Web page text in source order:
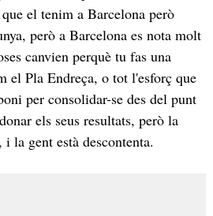
el tenim a Barcelona però
però a Barcelona es nota molt
canvien perquè tu fas una
el Pla Endreça, o tot l'esforç que
per consolidar-se des del punt
els seus resultats, però la
la gent està descontenta.